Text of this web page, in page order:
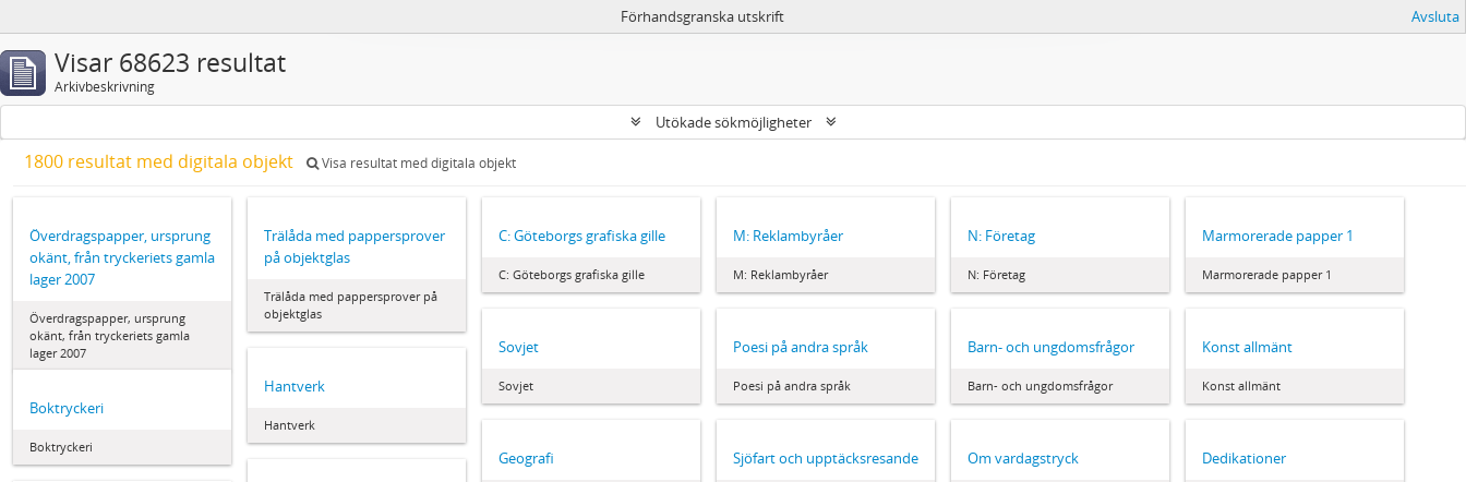
Förhandsgranska utskrift Avsluta
Visar 68623 resultat
Arkivbeskrivning
Utökade sökmöjligheter
1800 resultat med digitala objekt Visa resultat med digitala objekt
Överdragspapper, ursprung
okänt, från tryckeriets gamla
lager 2007
Överdragspapper, ursprung
okänt, från tryckeriets gamla
lager 2007
Trälåda med pappersprover
på objektglas
Trälåda med pappersprover på
objektglas
C: Göteborgs grafiska gille
C: Göteborgs grafiska gille
M: Reklambyråer
M: Reklambyråer
N: Företag
N: Företag
Marmorerade papper 1
Marmorerade papper 1
Sovjet
Sovjet
Poesi på andra språk
Poesi på andra språk
Barn- och ungdomsfrågor
Barn- och ungdomsfrågor
Konst allmänt
Konst allmänt
Hantverk
Hantverk
Boktryckeri
Boktryckeri
Geografi Sjöfart och upptäcksresande Om vardagstryck Dedikationer